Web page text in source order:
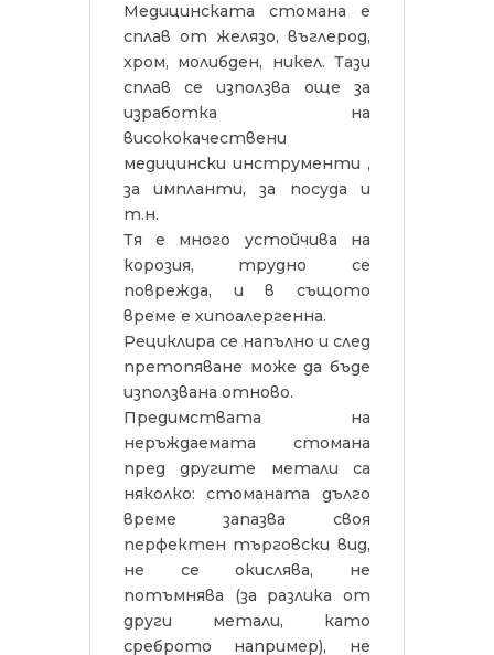
Медицинската стомана е
сплав от желязо, въглерод,
хром, молибден, никел. Тази
сплав се използва още за
изработка на
висококачествени
медицински инструменти ,
за импланти, за посуда и
т.н.
Тя е много устойчива на
корозия, трудно се
поврежда, и в същото
време е хипоалергенна.
Рециклира се напълно и след
претопяване може да бъде
използвана отново.
Предимствата на
неръждаемата стомана
пред другите метали са
няколко: стоманата дълго
време запазва своя
перфектен търговски вид,
не се окислява, не
потъмнява (за разлика от
други метали, като
среброто например), не